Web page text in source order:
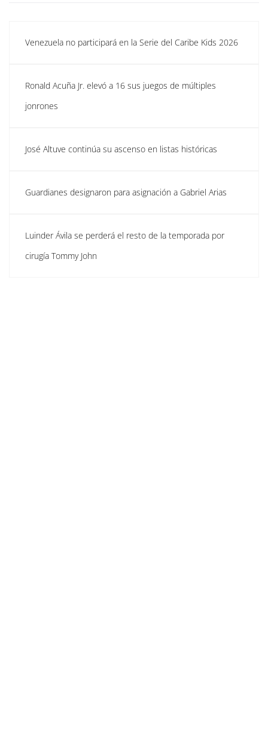
Venezuela no participará en la Serie del Caribe Kids 2026
Ronald Acuña Jr. elevó a 16 sus juegos de múltiples
jonrones
José Altuve continúa su ascenso en listas históricas
Guardianes designaron para asignación a Gabriel Arias
Luinder Ávila se perderá el resto de la temporada por
cirugía Tommy John